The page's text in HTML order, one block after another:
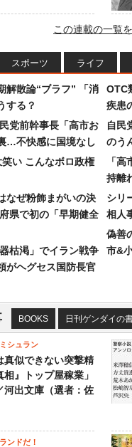
この連載の一覧
スポーツ ライフ
解散論“ブラフ” 「消
する？
党前幹事長「高市お
…不快感に国境なし
い こんなボロ政権
なぜ粉飾まがいの決
県で初の「早期健全
枯渇」でイラン戦争
がヘグセス国防長官
OTC
疾患
自民
のう
「
持離
シリ
相人
偽善
市&
BOOKS 日刊ゲンダイの
シュラン
真似できない突撃精
』トップ屋稼業」
河出文庫（選者：佐
ンドだ！